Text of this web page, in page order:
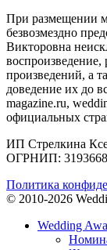
При размещении
безвозмездно
Викторовна
воспроизведение,
произведений, а
доведение их до
magazine.ru,
официальных
ИП Стрелкина
ОГРНИП:
Политика
© 2010-2026
Wedding